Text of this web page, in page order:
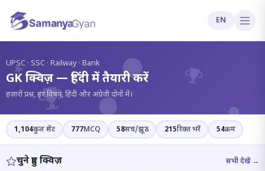
EN
?
UPSC · SSC · Railway · Bank
GK क्विज़ — हिंदी में तैयारी करें
हज़ारों प्रश्न, हर विषय, हिंदी और अंग्रेज़ी दोनों में।
1,104कुल सेट 777MCQ 58सच/झूठ 215रिक्त भरें 54क्रम
चुने हुए क्विज़ सभी देखें →